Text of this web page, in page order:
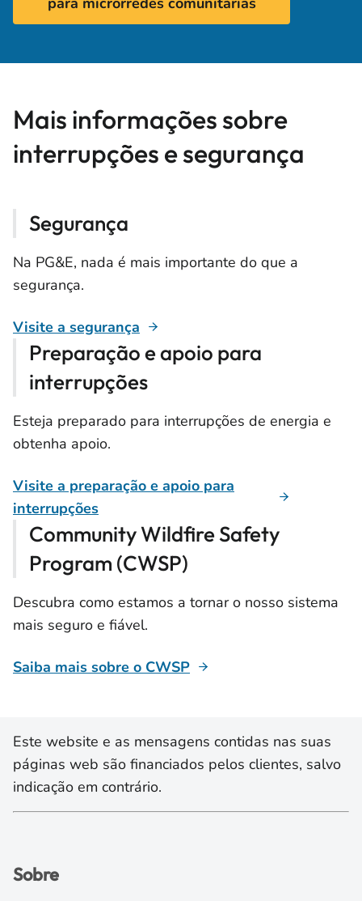
Mais informações sobre
interrupções e segurança
Segurança
Na PG&E, nada é mais importante do que a
segurança.
Visite a segurança
Preparação e apoio para
interrupções
Esteja preparado para interrupções de energia e
obtenha apoio.
Visite a preparação e apoio para
interrupções
Community Wildfire Safety
Program (CWSP)
Descubra como estamos a tornar o nosso sistema
mais seguro e fiável.
Saiba mais sobre o CWSP
Este website e as mensagens contidas nas suas
páginas web são financiados pelos clientes, salvo
indicação em contrário.
Sobre